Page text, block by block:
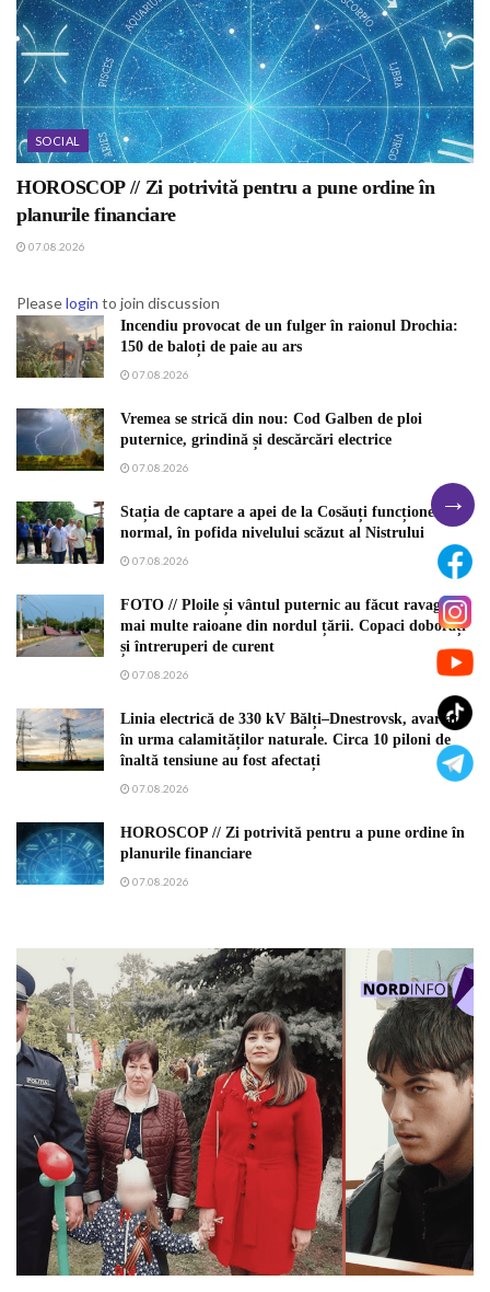
SOCIAL
HOROSCOP // Zi potrivită pentru a pune ordine în
planurile financiare
07.08.2026
Pleaselogin to join discussion
Incendiu provocat de un fulger în raionul Drochia:
150 de baloți de paie au ars
07.08.2026
Vremea se strică din nou: Cod Galben de ploi
puternice, grindină și descărcări electrice
07.08.2026
Stația de captare a apei de la Cosăuți funcționează
normal, în pofida nivelului scăzut al Nistrului
07.08.2026
FOTO // Ploile și vântul puternic au făcut ravagii în
mai multe raioane din nordul țării. Copaci doborâți
și întreruperi de curent
07.08.2026
Linia electrică de 330 kV Bălți–Dnestrovsk, avariată
în urma calamităților naturale. Circa 10 piloni de
înaltă tensiune au fost afectați
07.08.2026
HOROSCOP // Zi potrivită pentru a pune ordine în
planurile financiare
07.08.2026
→